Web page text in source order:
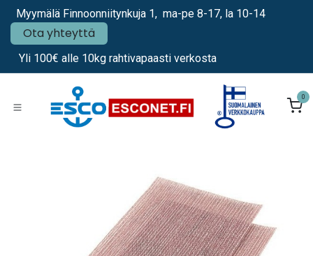
Siirry sisältöön
Myymälä Finnoonniitynkuja 1, ma-pe 8-17, la 10-14
Ota yhteyttä
Yli 100€ alle 10kg rahtivapaasti verkosta
0